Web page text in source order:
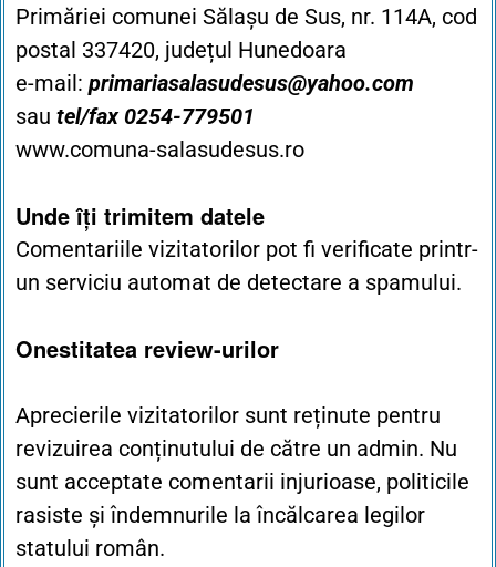
Primăriei comunei Sălașu de Sus, nr. 114A, cod
postal 337420, județul Hunedoara
e-mail: primariasalasudesus@yahoo.com
sau tel/fax 0254-779501
www.comuna-salasudesus.ro
Unde îți trimitem datele
Comentariile vizitatorilor pot fi verificate printr-
un serviciu automat de detectare a spamului.
Onestitatea review-urilor
Aprecierile vizitatorilor sunt reținute pentru
revizuirea conținutului de către un admin. Nu
sunt acceptate comentarii injurioase, politicile
rasiste și îndemnurile la încălcarea legilor
statului român.